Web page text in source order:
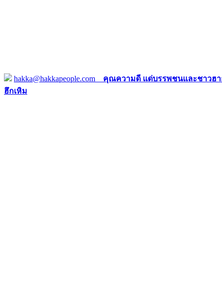
hakka@hakkapeople.com คุณความดี แด่บรรพชนและชาวฮ
ฮึกเหิม